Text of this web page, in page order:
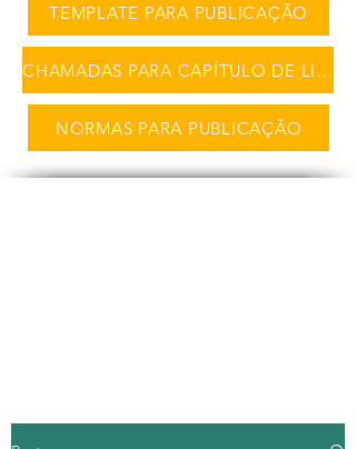
TEMPLATE PARA PUBLICAÇÃO
CHAMADAS PARA CAPÍTULO DE LIVRO
NORMAS PARA PUBLICAÇÃO